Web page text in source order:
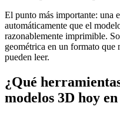
El punto más importante: una
automáticamente que el
razonablemente imprimible.
geométrica en un formato que
pueden leer.
¿Qué
modelos 3D hoy